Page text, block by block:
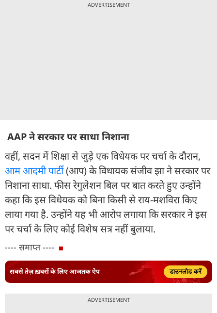
ADVERTISEMENT
AAP ने सरकार पर साधा निशाना
वहीं, सदन में शिक्षा से जुड़े एक विधेयक पर चर्चा के दौरान,
आम आदमी पार्टी(आप) के विधायक संजीव झा ने सरकार पर
निशाना साधा. फीस रेगुलेशन बिल पर बात करते हुए उन्होंने
कहा कि इस विधेयक को बिना किसी से राय-मशविरा किए
लाया गया है. उन्होंने यह भी आरोप लगाया कि सरकार ने इस
पर चर्चा के लिए कोई विशेष सत्र नहीं बुलाया.
---- समाप्त ----
सबसे तेज़ ख़बरों के लिए आजतक ऐप डाउनलोड करें
ADVERTISEMENT